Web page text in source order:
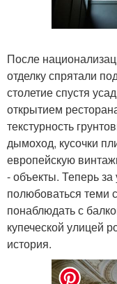
После
отделку спрятали
столетие спустя
открытием
текстурность
дымоход, кусочки
европейскую
- объекты. Теперь
полюбоваться теми
понаблюдать с
купеческой улицей
история.